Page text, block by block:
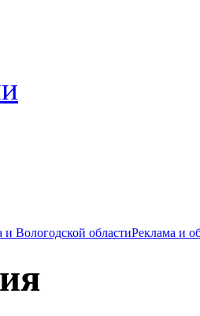
Вологодской областиРеклама и